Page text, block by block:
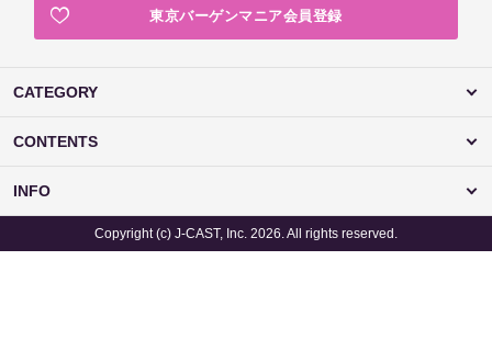
東京バーゲンマニア会員登録
CATEGORY
CONTENTS
INFO
Copyright (c) J-CAST, Inc. 2026. All rights reserved.